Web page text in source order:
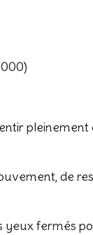
pleinement
de
yeux fermés